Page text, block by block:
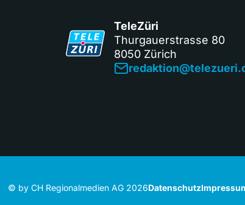
TeleZüri
Thurgauerstrasse 80
8050 Zürich
© by CH Regionalmedien AG 2026Datenschutz